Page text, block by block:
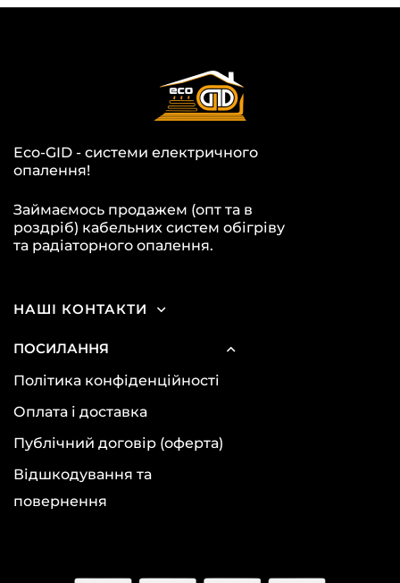
Eco-GID - системи електричного
опалення!
Займаємось продажем (опт та в
роздріб) кабельних систем обігріву
та радіаторного опалення.
НАШІ КОНТАКТИ
ПОСИЛАННЯ
Політика конфіденційності
Оплата і доставка
Публічний договір (оферта)
Відшкодування та
повернення